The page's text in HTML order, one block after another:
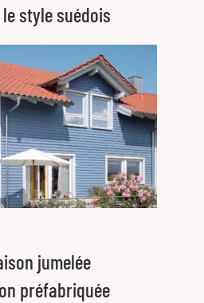
style suédois
jumelée
préfabriquée